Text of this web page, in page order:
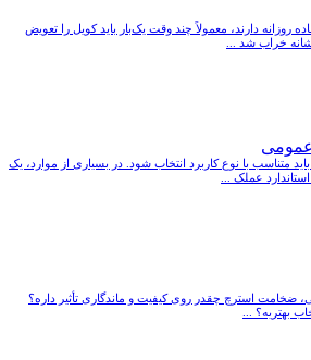
روزانه دارند، معمولاً چند وقت یک‌بار باید کویل را تعویض
خراب شد ...
متناسب با نوع کاربرد انتخاب شود. در بسیاری از موارد، یک
عملک ...
ضخامت استرچ چقدر روی کیفیت و ماندگاری تأثیر داره؟
بهتریه؟ ...